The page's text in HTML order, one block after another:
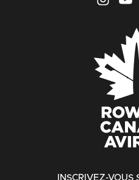
INSCRIVEZ-VOUS